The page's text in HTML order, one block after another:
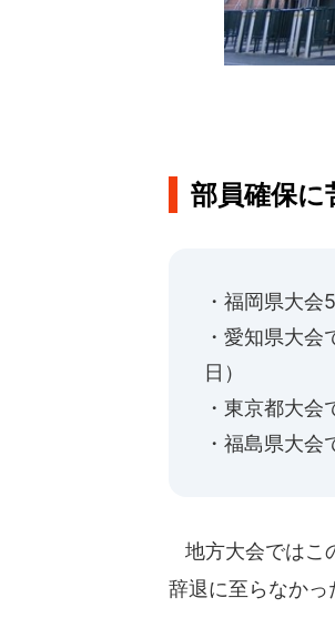
部員確保に
・福岡県大
・愛知県大
日）
・東京都大会
・福島県大会
地方大会ではこ
辞退に至らなかっ